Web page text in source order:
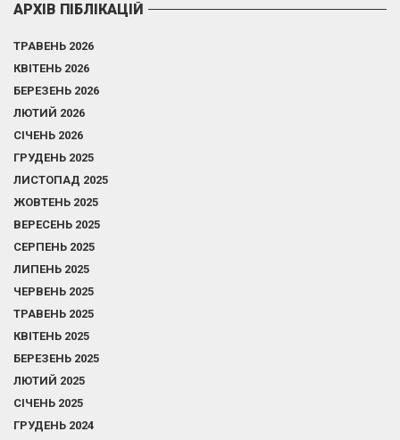
АРХІВ ПІБЛІКАЦІЙ
ТРАВЕНЬ 2026
КВІТЕНЬ 2026
БЕРЕЗЕНЬ 2026
ЛЮТИЙ 2026
СІЧЕНЬ 2026
ГРУДЕНЬ 2025
ЛИСТОПАД 2025
ЖОВТЕНЬ 2025
ВЕРЕСЕНЬ 2025
СЕРПЕНЬ 2025
ЛИПЕНЬ 2025
ЧЕРВЕНЬ 2025
ТРАВЕНЬ 2025
КВІТЕНЬ 2025
БЕРЕЗЕНЬ 2025
ЛЮТИЙ 2025
СІЧЕНЬ 2025
ГРУДЕНЬ 2024